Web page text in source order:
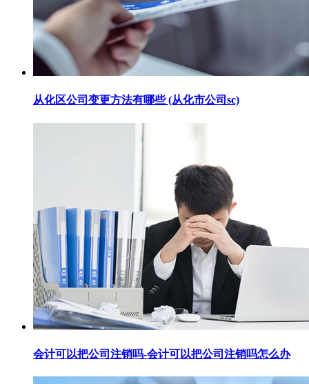
从化区公司变更方法有哪些 (从化市公司sc)
会计可以把公司注销吗-会计可以把公司注销吗怎么办